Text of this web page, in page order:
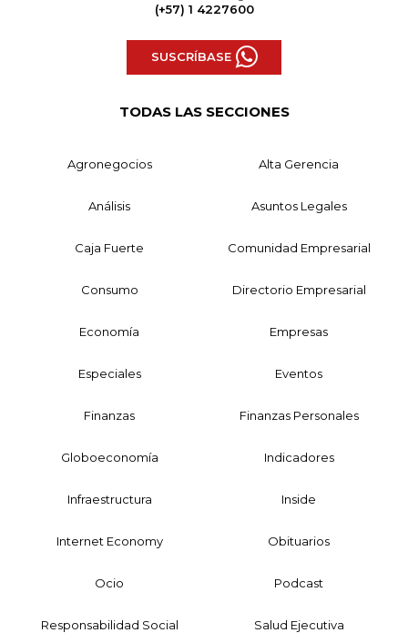
(+57) 1 4227600
SUSCRÍBASE
TODAS LAS SECCIONES
Agronegocios Alta Gerencia
Análisis Asuntos Legales
Caja Fuerte Comunidad Empresarial
Consumo Directorio Empresarial
Economía Empresas
Especiales Eventos
Finanzas Finanzas Personales
Globoeconomía Indicadores
Infraestructura Inside
Internet Economy Obituarios
Ocio Podcast
Responsabilidad Social Salud Ejecutiva